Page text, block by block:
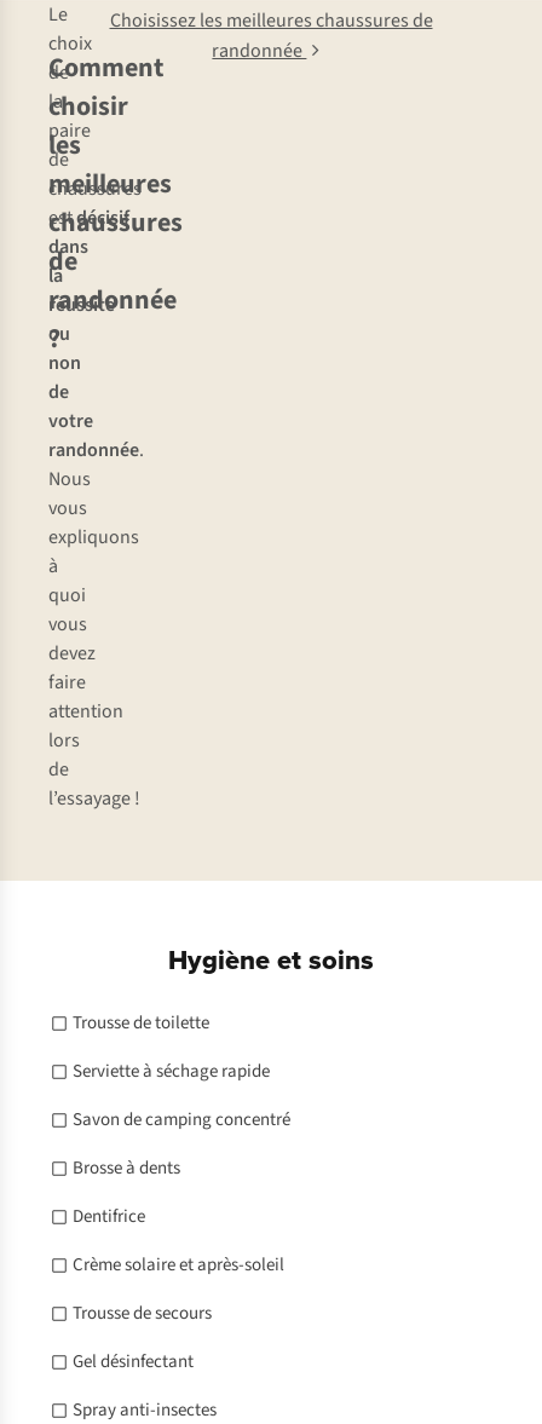
Comment
choisir
les
meilleures
chaussures
de
randonnée
?
Le
choix
de
la
paire
de
chaussures
estdécisif
dans
la
réussite
ou
non
de
votre
randonnée.
Nous
vous
expliquons
à
quoi
vous
devez
faire
attention
lors
de
l’essayage !
Choisissez les meilleures chaussures de
randonnée
Hygiène et soins
Trousse de toilette
Serviette à séchage rapide
Savon de camping concentré
Brosse à dents
Dentifrice
Crème solaire et après-soleil
Trousse de secours
Gel désinfectant
Spray anti-insectes